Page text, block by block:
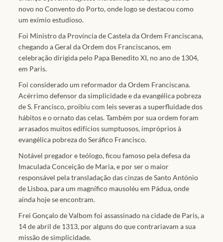
novo no Convento do Porto, onde logo se destacou como
um exímio estudioso.
Foi Ministro da Província de Castela da Ordem Franciscana,
chegando a Geral da Ordem dos Franciscanos, em
celebração dirigida pelo Papa Benedito XI, no ano de 1304,
em Paris.
Foi considerado um reformador da Ordem Franciscana.
Acérrimo defensor da simplicidade e da evangélica pobreza
de S. Francisco, proibiu com leis severas a superfluidade dos
hábitos e o ornato das celas. Também por sua ordem foram
arrasados muitos edifícios sumptuosos, impróprios à
evangélica pobreza do Seráfico Francisco.
Notável pregador e teólogo, ficou famoso pela defesa da
Imaculada Conceição de Maria, e por ser o maior
responsável pela transladação das cinzas de Santo António
de Lisboa, para um magnífico mausoléu em Pádua, onde
ainda hoje se encontram.
Frei Gonçalo de Valbom foi assassinado na cidade de Paris, a
14 de abril de 1313, por alguns do que contrariavam a sua
missão de simplicidade.